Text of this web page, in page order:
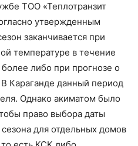
ТОО «Теплотранзит
утвержденным
заканчивается при
температуре в течение
либо при прогнозе о
Караганде данный период
Однако акиматом было
право выбора даты
для отдельных домов